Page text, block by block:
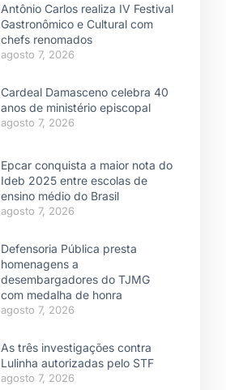
Antônio Carlos realiza IV Festival
Gastronômico e Cultural com
chefs renomados
agosto 7, 2026
Cardeal Damasceno celebra 40
anos de ministério episcopal
agosto 7, 2026
Epcar conquista a maior nota do
Ideb 2025 entre escolas de
ensino médio do Brasil
agosto 7, 2026
Defensoria Pública presta
homenagens a
desembargadores do TJMG
com medalha de honra
agosto 7, 2026
As três investigações contra
Lulinha autorizadas pelo STF
agosto 7, 2026